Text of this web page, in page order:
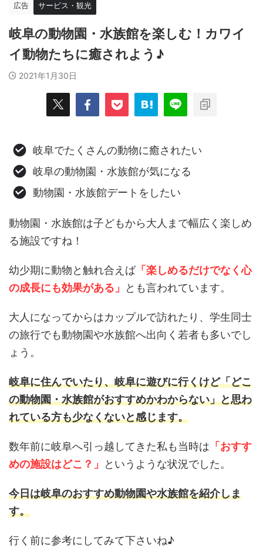
広告 サービス・観光
岐阜の動物園・水族館を楽しむ！カワイ
イ動物たちに癒されよう♪
2021年1月30日
岐阜でたくさんの動物に癒されたい
岐阜の動物園・水族館が気になる
動物園・水族館デートをしたい
動物園・水族館は子どもから大人まで幅広く楽しめ
る施設ですね！
幼少期に動物と触れ合えば「楽しめるだけでなく心
の成長にも効果がある」
とも言われています。
大人になってからはカップルで訪れたり、学生同士
の旅行でも動物園や水族館へ出向く若者も多いでし
ょう。
岐阜に住んでいたり、岐阜に遊びに行くけど「どこ
の動物園・水族館がおすすめかわからない」と思わ
れている方も少なくないと感じます。
数年前に岐阜へ引っ越してきた私も当時は 「おすす
めの施設はどこ？」
というような状況でした。
今日は岐阜のおすすめ動物園や水族館を紹介しま
す。
行く前に参考にしてみて下さいね♪